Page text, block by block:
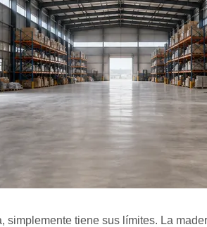
simplemente tiene sus límites. La